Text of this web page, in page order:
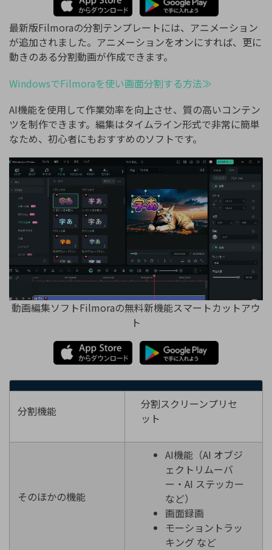
最新版Filmoraの分割テンプレートには、アニメーション
が追加されました。アニメーションをオンにすれば、更に
動きのある分割動画が作成できます。
WindowsでFilmoraを使い画面分割する方法≫
AI機能を使用して作業効率を向上させ、質の高いコンテン
ツを制作できます。編集はタイムライン形式で非常に簡単
なため、初心者にもおすすめのソフトです。
動画編集ソフトFilmoraの無料新機能スマートカットアウ
ト
分割機能
分割スクリーンプリセ
ット
そのほかの機能
AI機能（AI オブジ
ェクトリムーバ
ー・AI ステッカー
など）
画面録画
モーショントラッ
キング など